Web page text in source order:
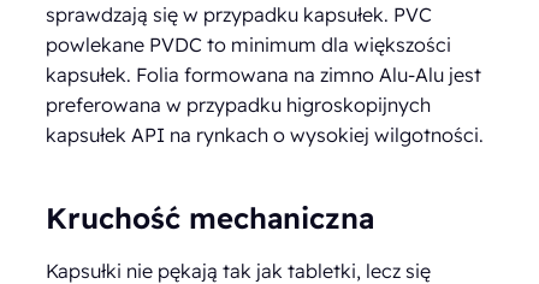
sprawdzają się w przypadku kapsułek. PVC
powlekane PVDC to minimum dla większości
kapsułek. Folia formowana na zimno Alu-Alu jest
preferowana w przypadku higroskopijnych
kapsułek API na rynkach o wysokiej wilgotności.
Kruchość mechaniczna
Kapsułki nie pękają tak jak tabletki, lecz się